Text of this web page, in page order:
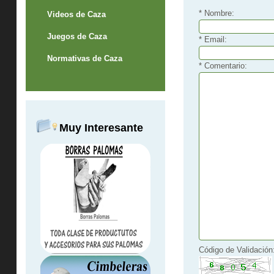
Videos de Caza
Juegos de Caza
Normativas de Caza
Muy Interesante
* Nombre:
* Email:
* Comentario:
Código de